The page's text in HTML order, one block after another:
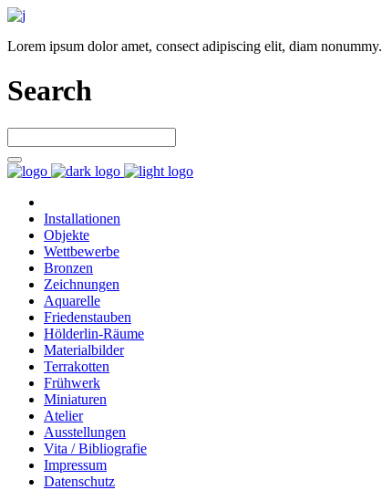
Lorem ipsum dolor amet, consect adipiscing elit, diam nonummy.
Search
Installationen
Objekte
Wettbewerbe
Bronzen
Zeichnungen
Aquarelle
Friedenstauben
Hölderlin-Räume
Materialbilder
Terrakotten
Frühwerk
Miniaturen
Atelier
Ausstellungen
Vita / Bibliografie
Impressum
Datenschutz